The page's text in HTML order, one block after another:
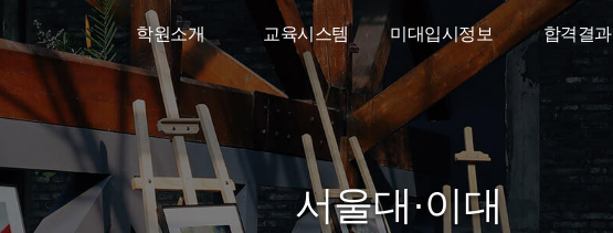
학원소개
인사말
엘리트고도
스타강사진
미대재수학원
교육시스템
소수정예시스템
입시반
고2 준입시반
고1 예비반
미대입시정보
디자인학과가이드
미대입시뉴스
YouTube
합격결과
2026학년도
합격결과
서울대·이대